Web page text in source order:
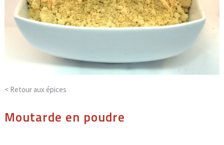
< Retour aux épices
Moutarde en poudre